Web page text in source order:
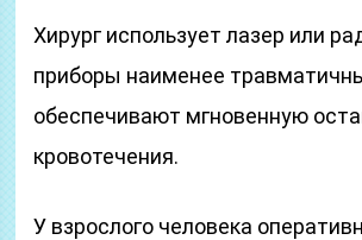
Хирург использует лазер или
приборы наименее
обеспечивают мгновенную
кровотечения.
У взрослого человека